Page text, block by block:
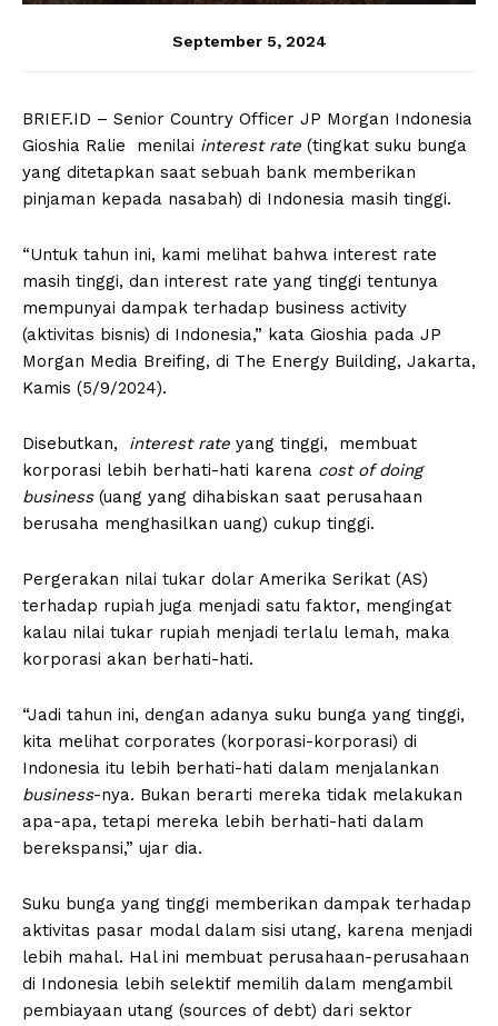
September 5, 2024
BRIEF.ID – Senior Country Officer JP Morgan Indonesia
Gioshia Ralie menilai interest rate (tingkat suku bunga
yang ditetapkan saat sebuah bank memberikan
pinjaman kepada nasabah) di Indonesia masih tinggi.
“Untuk tahun ini, kami melihat bahwa interest rate
masih tinggi, dan interest rate yang tinggi tentunya
mempunyai dampak terhadap business activity
(aktivitas bisnis) di Indonesia,” kata Gioshia pada JP
Morgan Media Breifing, di The Energy Building, Jakarta,
Kamis (5/9/2024).
Disebutkan, interest rate yang tinggi, membuat
korporasi lebih berhati-hati karena cost of doing
business(uang yang dihabiskan saat perusahaan
berusaha menghasilkan uang) cukup tinggi.
Pergerakan nilai tukar dolar Amerika Serikat (AS)
terhadap rupiah juga menjadi satu faktor, mengingat
kalau nilai tukar rupiah menjadi terlalu lemah, maka
korporasi akan berhati-hati.
“Jadi tahun ini, dengan adanya suku bunga yang tinggi,
kita melihat corporates (korporasi-korporasi) di
Indonesia itu lebih berhati-hati dalam menjalankan
business-nya. Bukan berarti mereka tidak melakukan
apa-apa, tetapi mereka lebih berhati-hati dalam
berekspansi,” ujar dia.
Suku bunga yang tinggi memberikan dampak terhadap
aktivitas pasar modal dalam sisi utang, karena menjadi
lebih mahal. Hal ini membuat perusahaan-perusahaan
di Indonesia lebih selektif memilih dalam mengambil
pembiayaan utang (sources of debt) dari sektor